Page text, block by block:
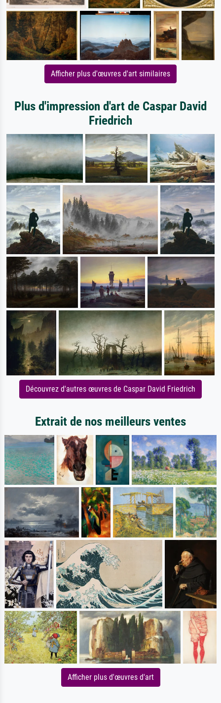
Afficher plus d'œuvres d'art similaires
Plus d'impression d'art de Caspar David
Friedrich
Découvrez d'autres œuvres de Caspar David Friedrich
Extrait de nos meilleurs ventes
Afficher plus d'œuvres d'art